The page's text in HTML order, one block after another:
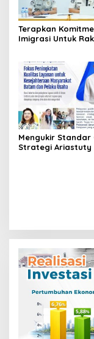
Terapkan
Imigrasi Untuk
Penghargaan
Mengukir Standar
Strategi Ariastuty